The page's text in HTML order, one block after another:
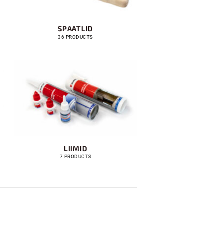
SPAATLID
36 PRODUCTS
LIIMID
7 PRODUCTS